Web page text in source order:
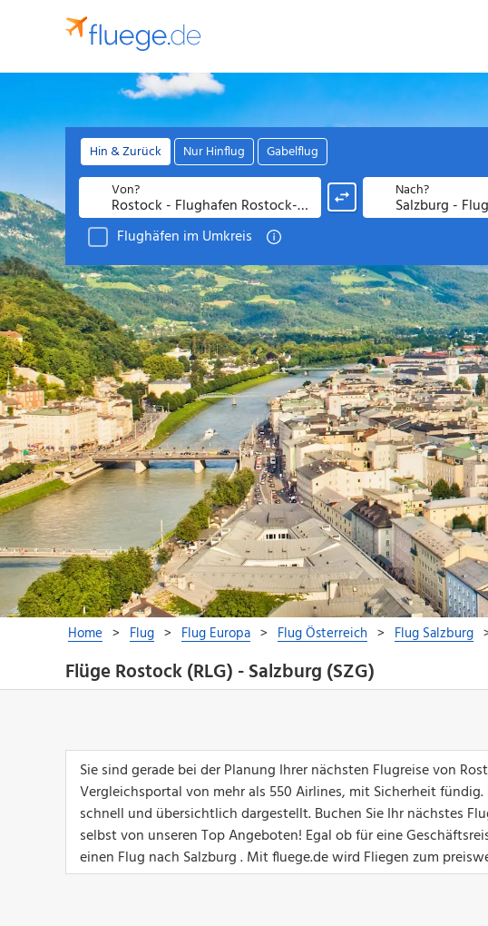
Flüge Rostock (RLG) - Salzburg (SZG)
Sie sind gerade bei der Planung Ihrer nächsten Flugreise von
Vergleichsportal von mehr als 550 Airlines, mit Sicherheit
schnell und übersichtlich dargestellt. Buchen Sie Ihr nächstes
selbst von unseren Top Angeboten! Egal ob für eine
einen Flug nach Salzburg . Mit fluege.de wird Fliegen zum